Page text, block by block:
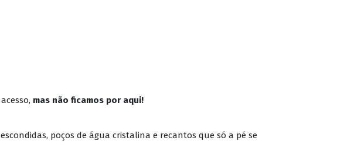
mas não ficamos por aqui!
poços de água cristalina e recantos que só a pé se